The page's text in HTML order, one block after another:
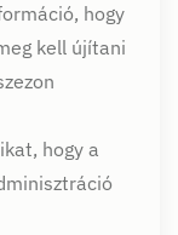
hogy
kell újítani
hogy a